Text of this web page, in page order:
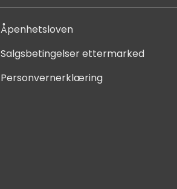
Åpenhetsloven
Salgsbetingelser ettermarked
Personvernerklæring